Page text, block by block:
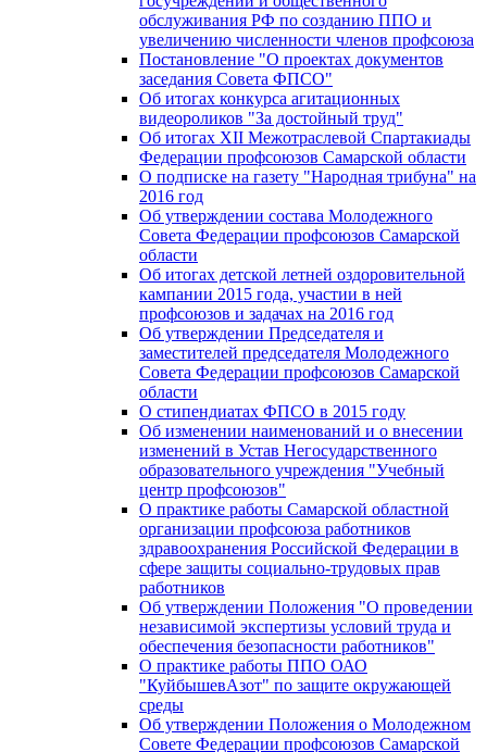
обслуживания РФ по созданию ППО и
увеличению численности членов профсоюза
Постановление "О проектах документов
заседания Совета ФПСО"
Об итогах конкурса агитационных
видеороликов "За достойный труд"
Об итогах XII Межотраслевой Спартакиады
Федерации профсоюзов Самарской области
О подписке на газету "Народная трибуна" на
2016 год
Об утверждении состава Молодежного
Совета Федерации профсоюзов Самарской
области
Об итогах детской летней оздоровительной
кампании 2015 года, участии в ней
профсоюзов и задачах на 2016 год
Об утверждении Председателя и
заместителей председателя Молодежного
Совета Федерации профсоюзов Самарской
области
О стипендиатах ФПСО в 2015 году
Об изменении наименований и о внесении
изменений в Устав Негосударственного
образовательного учреждения "Учебный
центр профсоюзов"
О практике работы Самарской областной
организации профсоюза работников
здравоохранения Российской Федерации в
сфере защиты социально-трудовых прав
работников
Об утверждении Положения "О проведении
независимой экспертизы условий труда и
обеспечения безопасности работников"
О практике работы ППО ОАО
"КуйбышевАзот" по защите окружающей
среды
Об утверждении Положения о Молодежном
Совете Федерации профсоюзов Самарской